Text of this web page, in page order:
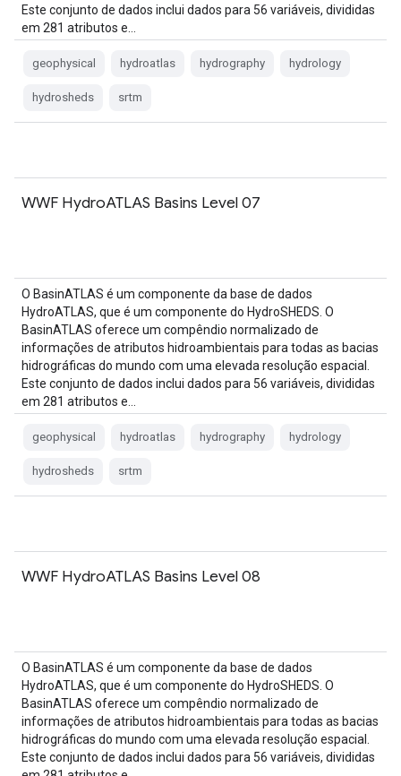
Este conjunto de dados inclui dados para 56 variáveis, divididas
em 281 atributos e…
geophysical hydroatlas hydrography hydrology
hydrosheds srtm
WWF HydroATLAS Basins Level 07
O BasinATLAS é um componente da base de dados
HydroATLAS, que é um componente do HydroSHEDS. O
BasinATLAS oferece um compêndio normalizado de
informações de atributos hidroambientais para todas as bacias
hidrográficas do mundo com uma elevada resolução espacial.
Este conjunto de dados inclui dados para 56 variáveis, divididas
em 281 atributos e…
geophysical hydroatlas hydrography hydrology
hydrosheds srtm
WWF HydroATLAS Basins Level 08
O BasinATLAS é um componente da base de dados
HydroATLAS, que é um componente do HydroSHEDS. O
BasinATLAS oferece um compêndio normalizado de
informações de atributos hidroambientais para todas as bacias
hidrográficas do mundo com uma elevada resolução espacial.
Este conjunto de dados inclui dados para 56 variáveis, divididas